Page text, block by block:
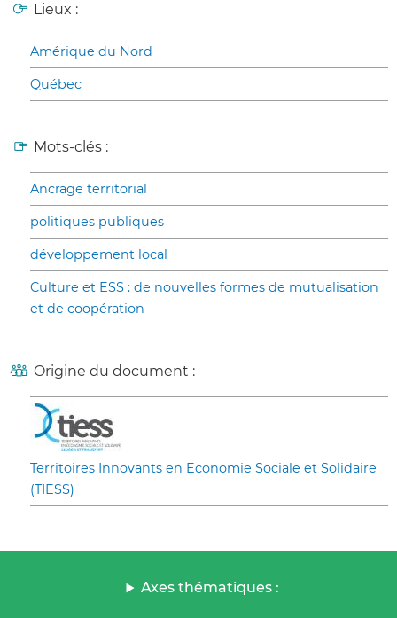
Lieux :
Amérique du Nord
Québec
Mots-clés :
Ancrage territorial
politiques publiques
développement local
Culture et ESS : de nouvelles formes de mutualisation
et de coopération
Origine du document :
Territoires Innovants en Economie Sociale et Solidaire
(TIESS)
Axes thématiques :